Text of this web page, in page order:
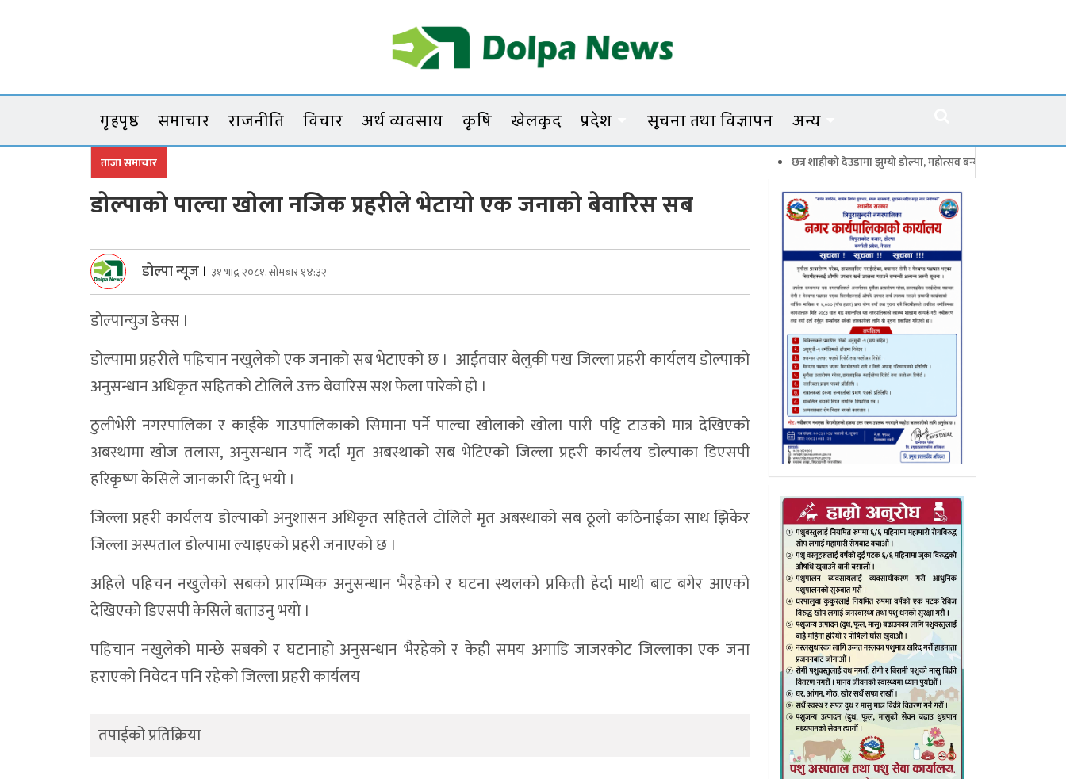
Dolpanews
गृहपृष्ठ समाचार राजनीति विचार अर्थ व्यवसाय कृषि खेलकुद प्रदेश सूचना तथा विज्ञापन अन्य
ताजा समाचार छत्र शाहीको देउडामा झुम्यो डोल्पा, महोत्सव बन्यो कर्णालीको सांगीतिक उत्सव
डाेल्पाकाे पाल्चा खाेला नजिक प्रहरीले भेटायाे एक जनाकाे बेवारिस सब
डोल्पा न्यूज । ३१ भाद्र २०८१, सोमबार १४:३२
डाेल्पान्युज डेक्स ।
डोल्पामा प्रहरीले पहिचान नखुलेको एक जनाको सब भेटाएको छ । आईतवार बेलुकी पख जिल्ला प्रहरी कार्यलय डोल्पाको
अनुसन्धान अधिकृत सहितको टोलिले उक्त बेवारिस सश फेला पारेकाे हाे ।
ठुलीभेरी नगरपालिका र काईके गाउपालिकाको सिमाना पर्ने पाल्चा खोलाको खोला पारी पट्टि टाउको मात्र देखिएको
अबस्थामा खोज तलास, अनुसन्धान गर्दै गर्दा मृत अबस्थाको सब भेटिएको जिल्ला प्रहरी कार्यलय डोल्पाका डिएसपी
हरिकृष्ण केसिले जानकारी दिनु भयाे ।
जिल्ला प्रहरी कार्यलय डोल्पाको अनुशासन अधिकृत सहितले टोलिले मृत अबस्थाको सब ठूलो कठिनाईका साथ झिकेर
जिल्ला अस्पताल डोल्पामा ल्याइएको प्रहरी जनाएको छ ।
अहिले पहिचन नखुलेको सबको प्रारम्भिक अनुसन्धान भैरहेको र घटना स्थलको प्रकिती हेर्दा माथी बाट बगेर आएको
देखिएको डिएसपी केसिले बताउनु भयाे ।
पहिचान नखुलेको मान्छे सबको र घटानाहो अनुसन्धान भैरहेको र केही समय अगाडि जाजरकोट जिल्लाका एक जना
हराएको निवेदन पनि रहेको जिल्ला प्रहरी कार्यलय
तपाईको प्रतिक्रिया